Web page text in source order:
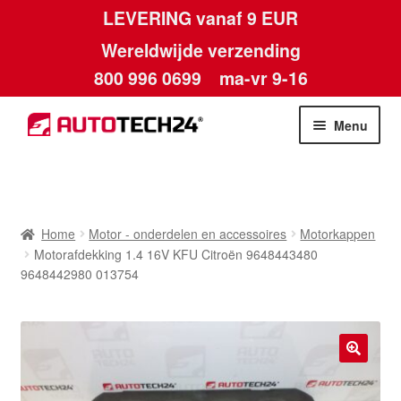
LEVERING vanaf 9 EUR
Wereldwijde verzending
800 996 0699 ma-vr 9-16
Ga
door
Ga
naar
Menu
Algemene voorwaarden
Betalingen
Home Motor - onderdelen en accessoires
Motorkappen
Motorafdekking 1.4 16V KFU Citroën 9648443480
9648442980 013754